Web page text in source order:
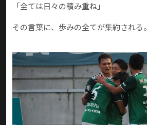
「全ては日々の積み重ね」
その言葉に、歩みの全てが集約される。